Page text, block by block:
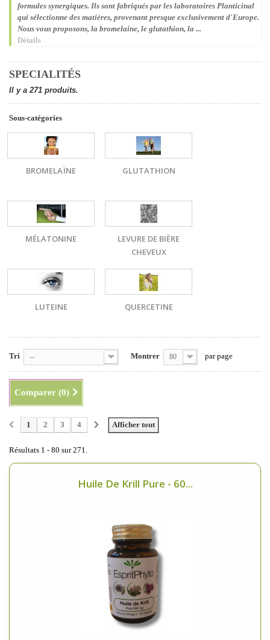
formules synergiques. Ils sont fabriqués par les laboratoires Planticinal
qui sélectionne des matières, provenant presque exclusivement d'Europe.
Nous vous proposons, la bromelaine, le glutathion, la ...
Détails
SPECIALITÉS
Il y a 271 produits.
Sous-catégories
BROMELAÏNE GLUTATHION
MÉLATONINE
LEVURE DE BIÈRE
CHEVEUX
LUTEINE QUERCETINE
Tri -- Montrer 80 par page
Comparer (0)
Afficher tout
1 2 3 4
Résultats 1 - 80 sur 271.
Huile De Krill Pure - 60...